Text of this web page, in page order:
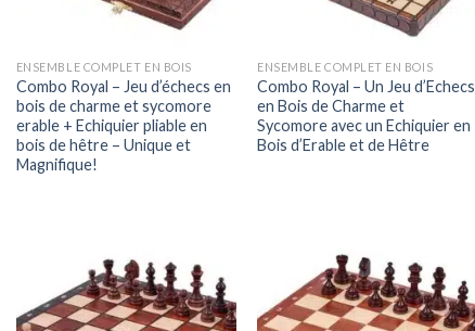
ENSEMBLE COMPLET EN BOIS
Combo Royal – Jeu d’échecs en
bois de charme et sycomore
erable + Echiquier pliable en
bois de hêtre – Unique et
Magnifique!
ENSEMBLE COMPLET EN BOIS
Combo Royal – Un Jeu d’Echecs
en Bois de Charme et
Sycomore avec un Echiquier en
Bois d’Erable et de Hêtre